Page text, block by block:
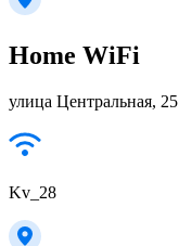
Home WiFi
улица Центральная, 25
Kv_28